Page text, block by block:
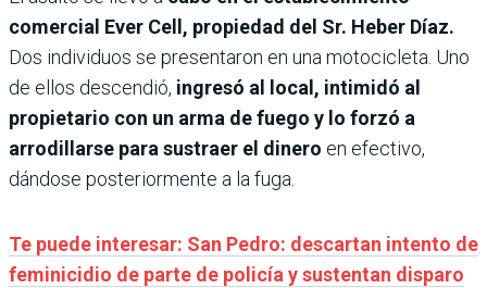
comercial Ever Cell, propiedad del Sr. Heber Díaz.
Dos individuos se presentaron en una motocicleta. Uno
de ellos descendió, ingresó al local, intimidó al
propietario con un arma de fuego y lo forzó a
arrodillarse para sustraer el dinero en efectivo,
dándose posteriormente a la fuga.
Te puede interesar: San Pedro: descartan intento de
feminicidio de parte de policía y sustentan disparo